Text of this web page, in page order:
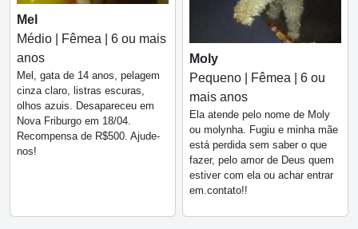
Mel
Médio | Fêmea | 6 ou mais
anos
Mel, gata de 14 anos, pelagem
cinza claro, listras escuras,
olhos azuis. Desapareceu em
Nova Friburgo em 18/04.
Recompensa de R$500. Ajude-
nos!
Moly
Pequeno | Fêmea | 6 ou
mais anos
Ela atende pelo nome de Moly
ou molynha. Fugiu e minha mãe
está perdida sem saber o que
fazer, pelo amor de Deus quem
estiver com ela ou achar entrar
em.contato!!